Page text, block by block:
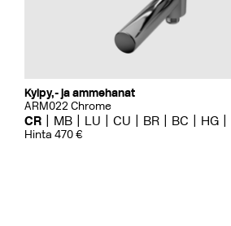
Kylpy,- ja ammehanat
ARM022 Chrome
CR MB LU CU BR BC HG
Hinta 470 €